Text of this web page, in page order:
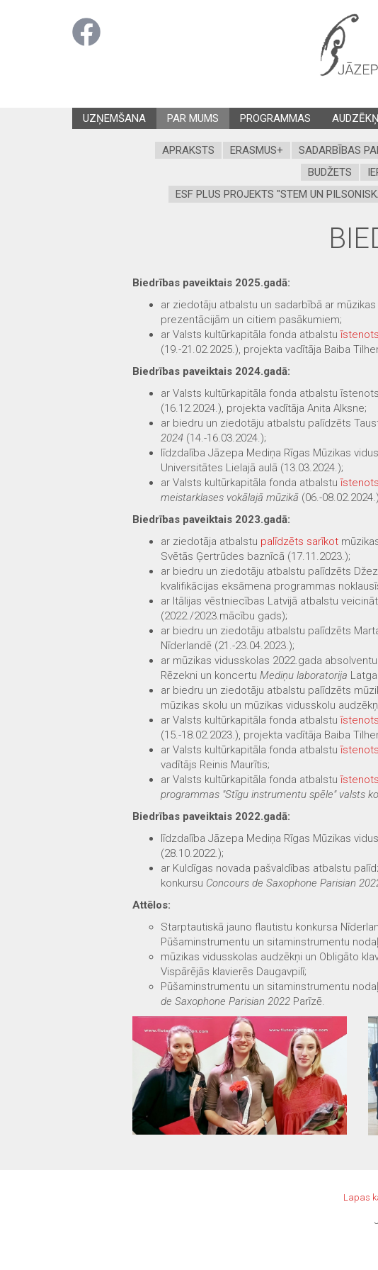
UZŅEMŠANA PAR MUMS PROGRAMMAS
APRAKSTS ERASMUS+ SADARBĪBAS
BUDŽETS
ESF PLUS PROJEKTS "STEM UN
Biedrības paveiktais 2025.gadā:
ar ziedotāju atbalstu un sadarbībā ar
prezentācijām un citiem pasākumiem;
ar Valsts kultūrkapitāla fonda atbalstu
(19.-21.02.2025.), projekta vadītāja Baiba
Biedrības paveiktais 2024.gadā:
ar Valsts kultūrkapitāla fonda atbalstu
(16.12.2024.), projekta vadītāja Anita Alksne;
ar biedru un ziedotāju atbalstu palīdzēts
2024 (14.-16.03.2024.);
līdzdalība Jāzepa Mediņa Rīgas Mūzikas
Universitātes Lielajā aulā (13.03.2024.);
ar Valsts kultūrkapitāla fonda atbalstu
meistarklases vokālajā mūzikā (06.-
Biedrības paveiktais 2023.gadā:
ar ziedotāja atbalstu palīdzēts sarīkot
Svētās Ģertrūdes baznīcā (17.11.2023.);
ar biedru un ziedotāju atbalstu palīdzēts
kvalifikācijas eksāmena programmas
ar Itālijas vēstniecības Latvijā atbalstu
(2022./2023.mācību gads);
ar biedru un ziedotāju atbalstu palīdzēts
Nīderlandē (21.-23.04.2023.);
ar mūzikas vidusskolas 2022.gada
Rēzekni un koncertu Mediņu laboratorija
ar biedru un ziedotāju atbalstu palīdzēts
mūzikas skolu un mūzikas vidusskolu
ar Valsts kultūrkapitāla fonda atbalstu
(15.-18.02.2023.), projekta vadītāja Baiba
ar Valsts kultūrkapitāla fonda atbalstu
vadītājs Reinis Maurītis;
ar Valsts kultūrkapitāla fonda atbalstu
programmas "Stīgu instrumentu spēle" valsts
Biedrības paveiktais 2022.gadā:
līdzdalība Jāzepa Mediņa Rīgas Mūzikas
(28.10.2022.);
ar Kuldīgas novada pašvaldības atbalstu
konkursu Concours de Saxophone Parisian
Attēlos:
Starptautiskā jauno flautistu konkursa
Pūšaminstrumentu un sitaminstrumentu
mūzikas vidusskolas audzēkņi un Obligāto
Vispārējās klavierēs Daugavpilī;
Pūšaminstrumentu un sitaminstrumentu
de Saxophone Parisian 2022 Parīzē.
Lapas